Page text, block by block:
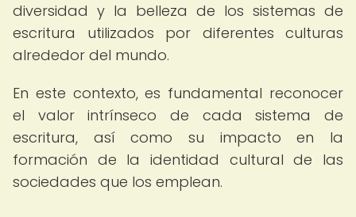
diversidad y la belleza de los sistemas de
escritura utilizados por diferentes culturas
alrededor del mundo.
En este contexto, es fundamental reconocer
el valor intrínseco de cada sistema de
escritura, así como su impacto en la
formación de la identidad cultural de las
sociedades que los emplean.